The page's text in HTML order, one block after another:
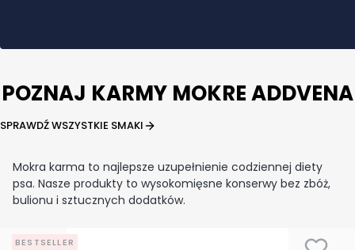
POZNAJ KARMY MOKRE ADDVENA
SPRAWDŹ WSZYSTKIE SMAKI
Mokra karma to najlepsze uzupełnienie codziennej diety
psa. Nasze produkty to wysokomięsne konserwy bez zbóż,
bulionu i sztucznych dodatków.
BESTSELLER